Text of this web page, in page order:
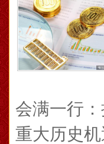
会满一行
重大历史